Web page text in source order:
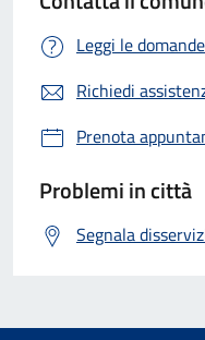
Leggi le
Richiedi
Prenota
Problemi in città
Segnala